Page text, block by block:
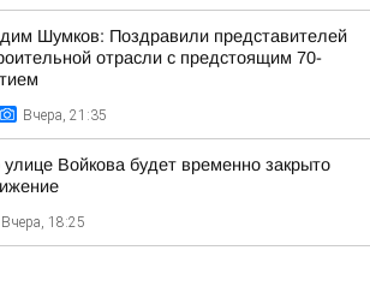
Шумков: Поздравили представителей
отрасли с предстоящим 70-
Вчера, 21:35
улице Войкова будет временно закрыто
Вчера, 18:25